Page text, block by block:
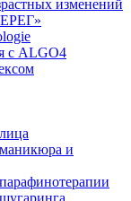
изменений
с ALGO4
и